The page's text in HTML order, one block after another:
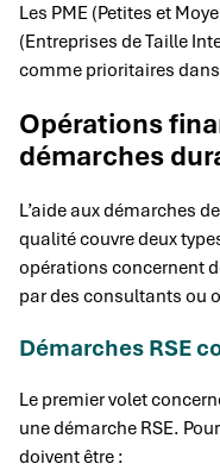
Les PME (Petites et
(Entreprises de Taille
comme prioritaires
Opérations
démarches
L’aide aux démarches
qualité couvre deux
opérations concernent
par des consultants ou
Démarches RSE
Le premier volet
une démarche RSE.
doivent être :